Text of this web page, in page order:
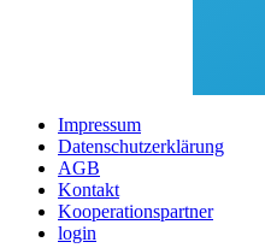
Impressum
Datenschutzerklärung
AGB
Kontakt
Kooperationspartner
login